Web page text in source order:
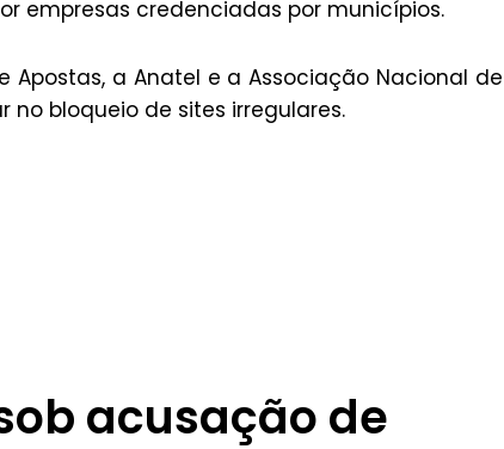
empresas credenciadas por municípios.
a Anatel e a Associação Nacional de
no bloqueio de sites irregulares.
acusação de